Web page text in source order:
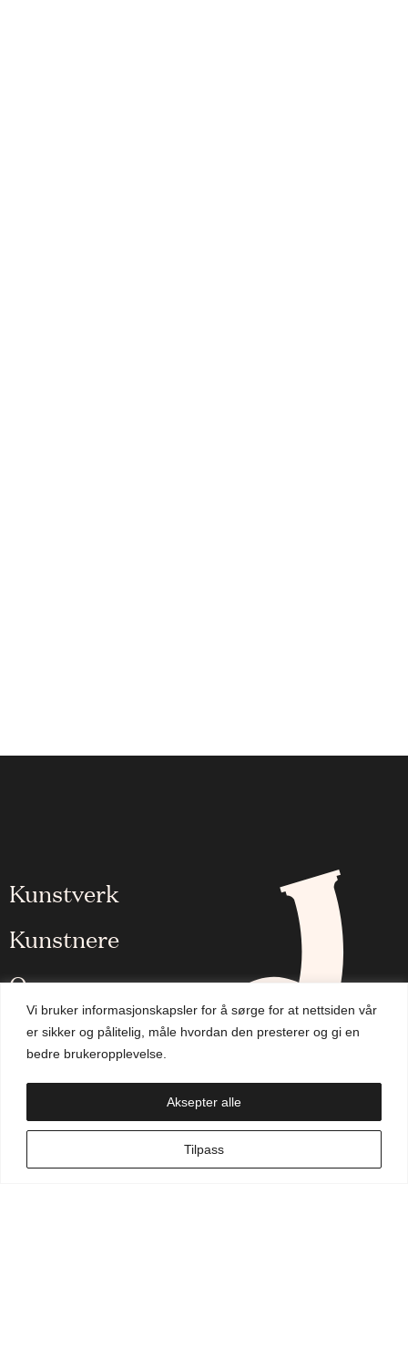
Vi bruker informasjonskapsler for å sørge for at nettsiden vår
er sikker og pålitelig, måle hvordan den presterer og gi en
bedre brukeropplevelse.
Tilpass
Aksepter alle
Kunstverk
Kunstnere
Om oss
Aktuelt
Handlekurv
NO